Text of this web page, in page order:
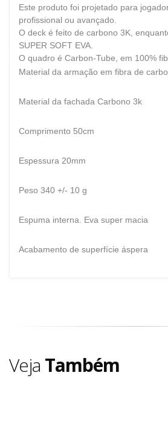
Este produto foi projetado para
profissional ou avançado.
O deck é feito de carbono 3K,
SUPER SOFT EVA.
O quadro é Carbon-Tube, em 100%
Material da armação em fibra de
Material da fachada Carbono 3k
Comprimento 50cm
Espessura 20mm
Peso 340 +/- 10 g
Espuma interna. Eva super macia
Acabamento de superfície áspera
Veja Também